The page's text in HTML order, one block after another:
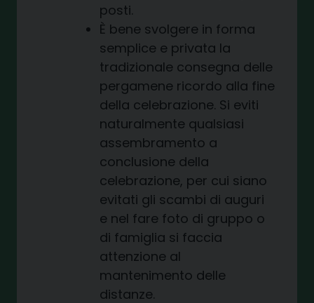
posti.
È bene svolgere in forma
semplice e privata la
tradizionale consegna delle
pergamene ricordo alla fine
della celebrazione. Si eviti
naturalmente qualsiasi
assembramento a
conclusione della
celebrazione, per cui siano
evitati gli scambi di auguri
e nel fare foto di gruppo o
di famiglia si faccia
attenzione al
mantenimento delle
distanze.